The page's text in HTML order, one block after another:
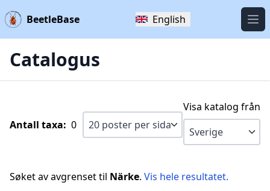
BeetleBase English
Catalogus
Antall taxa: 0
Visa katalog från
Søket av avgrenset til Närke. Vis hele resultatet.